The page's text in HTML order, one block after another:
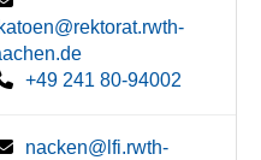
katoen@rektorat.rwth-
+49 241 80-94002
nacken@lfi.rwth-